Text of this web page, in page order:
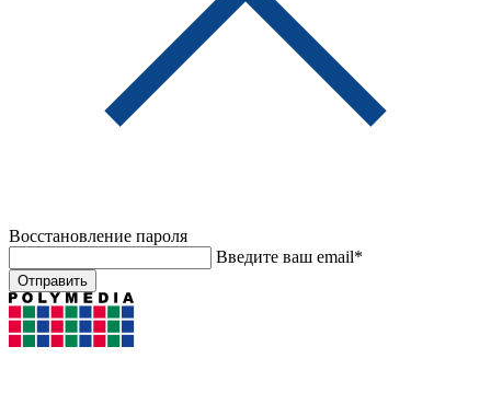
Восстановление пароля
Введите ваш email*
Отправить